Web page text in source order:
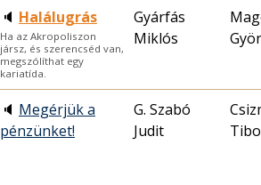
🔈 Halálugrás
Ha az Akropoliszon
jársz, és szerencséd van,
megszólíthat egy
kariatída.
Gyárfás
Miklós
🔈 Megérjük a
pénzünket!
G. Szabó
Judit